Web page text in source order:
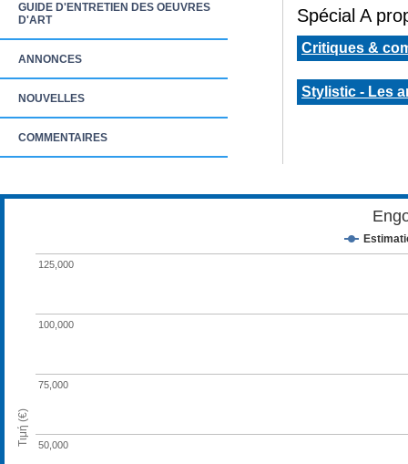
GUIDE D'ENTRETIEN DES OEUVRES
D'ART
ANNONCES
NOUVELLES
COMMENTAIRES
Spécial A
Critiques &
Stylistic - Les
Τιμή (€)
100,000
50,000
75,000
125,000